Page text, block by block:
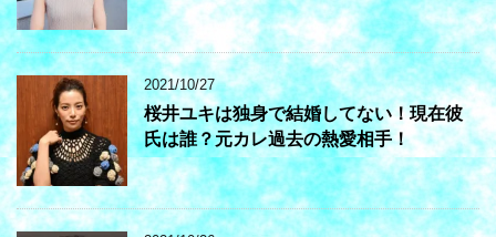
2021/10/27
桜井ユキは独身で結婚してない！現在彼
氏は誰？元カレ過去の熱愛相手！